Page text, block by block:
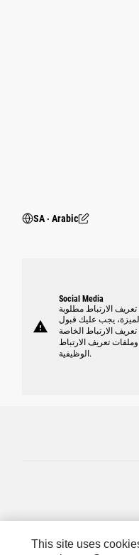
SA ‧ Arabic
warning
Social Media
الارتباط مطلوبة
يجب عليك قبول
الارتباط الخاصة
وملفات تعريف الارتباط
الوظيفية.
This site uses